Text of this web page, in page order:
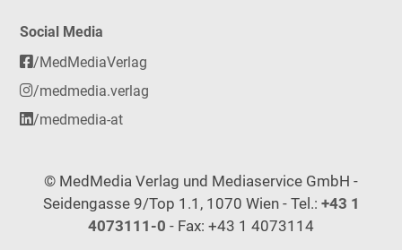
Social Media
/MedMediaVerlag
/medmedia.verlag
/medmedia-at
© MedMedia Verlag und Mediaservice GmbH -
Seidengasse 9/Top 1.1, 1070 Wien - Tel.: +43 1
4073111-0 - Fax: +43 1 4073114